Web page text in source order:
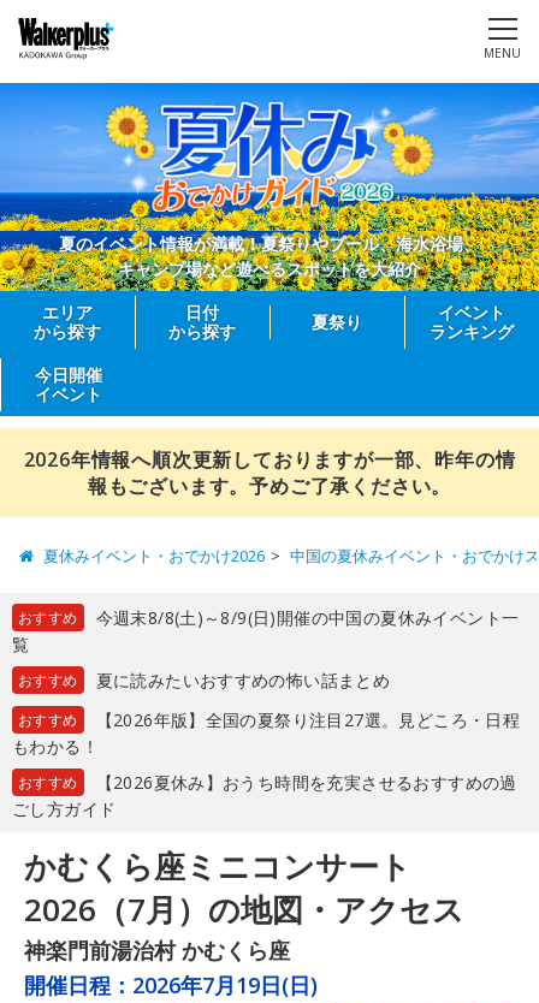
MENU
夏のイベント情報が満載！夏祭りやプール、海水浴場、
キャンプ場など遊べるスポットを大紹介
エリア
から探す
日付
から探す
夏祭り
イベント
ランキング
今日開催
イベント
2026年情報へ順次更新しておりますが一部、昨年の情
報もございます。予めご了承ください。
夏休みイベント・おでかけ2026 中国の夏休みイベント・おでかけ
おすすめ
今週末8/8(土)～8/9(日)開催の中国の夏休みイベント一
覧
おすすめ 夏に読みたいおすすめの怖い話まとめ
おすすめ
【2026年版】全国の夏祭り注目27選。見どころ・日程
もわかる！
おすすめ
【2026夏休み】おうち時間を充実させるおすすめの過
ごし方ガイド
かむくら座ミニコンサート
2026（7月）の地図・アクセス
神楽門前湯治村 かむくら座
開催日程： 2026年7月19日(日)